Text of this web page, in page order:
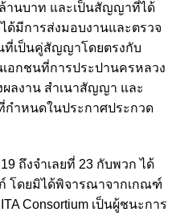
ล้านบาท และเป็นสัญญาที่ได้
ด้มีการส่งมอบงานและตรวจ
ที่เป็นคู่สัญญาโดยตรงกับ
อกชนที่การประปานครหลวง
ลงาน สำเนาสัญญา และ
ำหนดในประกาศประกวด
ถึงจำเลยที่ 23 กับพวก ได้
โดยมิได้พิจารณาจากเกณฑ์
Consortium เป็นผู้ชนะการ